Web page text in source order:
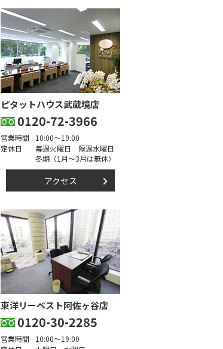
ピタットハウス武蔵境店
0120-72-3966
営業時間
10:00～19:00
定休日
毎週火曜日 隔週水曜日
冬期（1月～3月は無休）
アクセス
東洋リーベスト阿佐ヶ谷店
0120-30-2285
営業時間
10:00～19:00